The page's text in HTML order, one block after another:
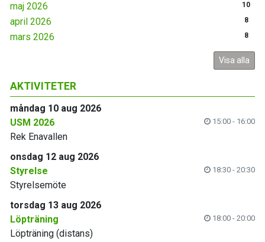
maj 2026 10
april 2026 8
mars 2026 8
Visa alla
AKTIVITETER
måndag 10 aug 2026
USM 2026
15:00 - 16:00
Rek Enavallen
onsdag 12 aug 2026
Styrelse
18:30 - 20:30
Styrelsemöte
torsdag 13 aug 2026
Löpträning
18:00 - 20:00
Löpträning (distans)